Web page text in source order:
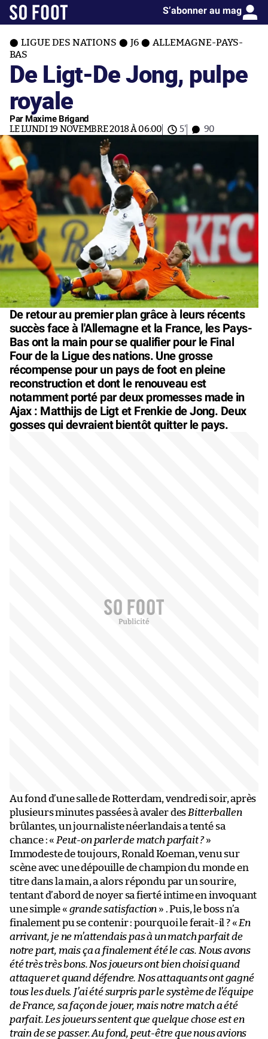
S’abonner au mag
LIGUE DES NATIONS J6
ALLEMAGNE-PAYS-
BAS
De Ligt-De Jong, pulpe
royale
Par Maxime Brigand
LE LUNDI 19 NOVEMBRE 2018 À 06:00 5' 90
De retour au premier plan grâce à leurs récents
succès face à l'Allemagne et la France, les Pays-
Bas ont la main pour se qualifier pour le Final
Four de la Ligue des nations. Une grosse
récompense pour un pays de foot en pleine
reconstruction et dont le renouveau est
notamment porté par deux promesses made in
Ajax : Matthijs de Ligt et Frenkie de Jong. Deux
gosses qui devraient bientôt quitter le pays.
Au fond d’une salle de Rotterdam, vendredi soir, après
plusieurs minutes passées à avaler des Bitterballen
brûlantes, un journaliste néerlandais a tenté sa
chance : « Peut-on parler de match parfait ?»
Immodeste de toujours, Ronald Koeman, venu sur
scène avec une dépouille de champion du monde en
titre dans la main, a alors répondu par un sourire,
tentant d’abord de noyer sa fierté intime en invoquant
une simple « grande satisfaction » . Puis, le boss n’a
finalement pu se contenir : pourquoi le ferait-il ? « En
arrivant, je ne m’attendais pas à un match parfait de
notre part, mais ça a finalement été le cas. Nous avons
été très très bons. Nos joueurs ont bien choisi quand
attaquer et quand défendre. Nos attaquants ont gagné
tous les duels. J’ai été surpris par le système de l’équipe
de France, sa façon de jouer, mais notre match a été
parfait. Les joueurs sentent que quelque chose est en
train de se passer. Au fond, peut-être que nous avions